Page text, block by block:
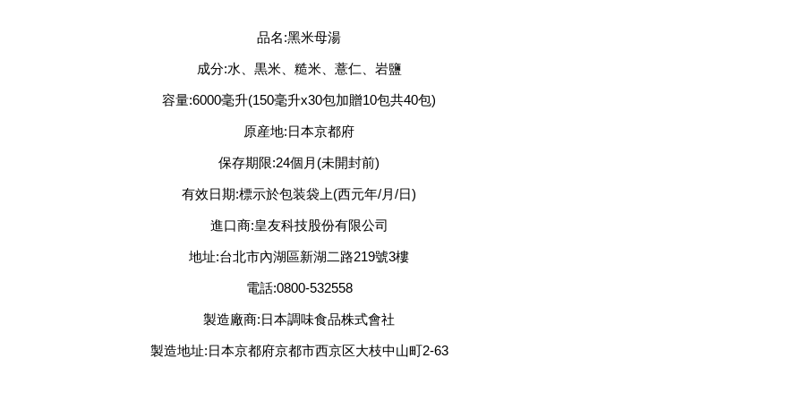
品名:黑米母湯
成分:水、黒米、糙米、薏仁、岩鹽
容量:6000毫升(150毫升x30包加贈10包共40包)
原産地:日本京都府
保存期限:24個月(未開封前)
有效日期:標示於包装袋上(西元年/月/日)
進口商:皇友科技股份有限公司
地址:台北市內湖區新湖二路219號3樓
電話:0800-532558
製造廠商:日本調味食品株式會社
製造地址:日本京都府京都市西京区大枝中山町2-63